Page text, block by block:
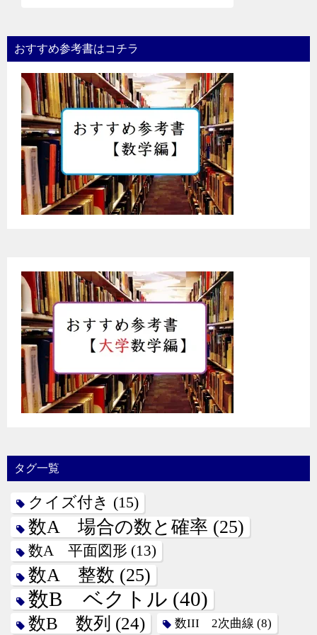
おすすめ参考書はコチラ
タグ一覧
クイズ付き (15)
数A 場合の数と確率 (25)
数A 平面図形 (13)
数A 整数 (25)
数B ベクトル (40)
数B 数列 (24) 数III 2次曲線 (8)